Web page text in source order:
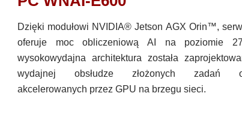
Dzięki modułowi NVIDIA® Jetson AGX Orin™,
oferuje moc obliczeniową AI na poziomie
wysokowydajna architektura została
wydajnej obsłudze złożonych zadań
akcelerowanych przez GPU na brzegu sieci.